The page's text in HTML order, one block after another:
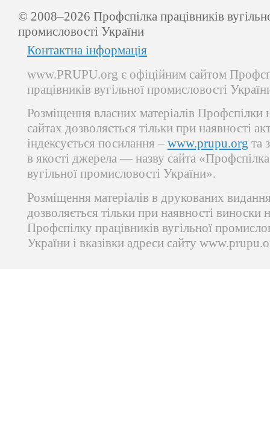
© 2008–2026 Профспілка працівників
промисловості України
Контактна інформація
www.PRUPU.org є офіційним сайтом
працівників вугільної промисловості
Розміщення власних матеріалів Профспілки
сайтах дозволяється тільки при наявності
індексується посилання – www.prupu.org та
в якості джерела — назву сайта «Профспілка
вугільної промисловості України».
Розміщення матеріалів в друкованих
дозволяється тільки при наявності виноски
Профспілку працівників вугільної
України і вказівки адреси сайту